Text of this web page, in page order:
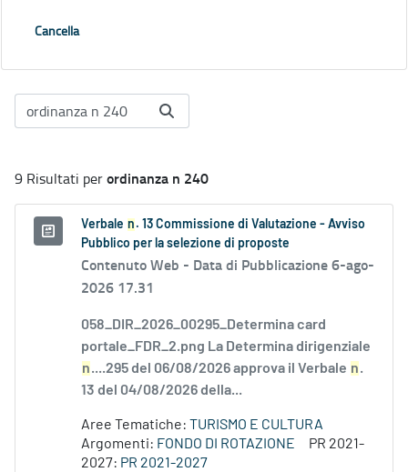
Cancella
9 Risultati perordinanza n 240
Verbale n . 13 Commissione di Valutazione - Avviso
Pubblico per la selezione di proposte
Contenuto Web - Data di Pubblicazione 6-ago-
2026 17.31
058_DIR_2026_00295_Determina card
portale_FDR_2.png La Determina dirigenziale
n....295 del 06/08/2026 approva il Verbale n.
13 del 04/08/2026 della...
Aree Tematiche: TURISMO E CULTURA
Argomenti: FONDO DI ROTAZIONE
PR 2021-
2027: PR 2021-2027